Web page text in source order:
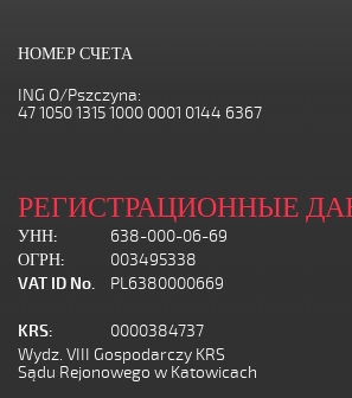
НОМЕР СЧЕТА
ING O/Pszczyna:
47 1050 1315 1000 0001 0144 6367
РЕГИСТРАЦИОННЫЕ
УНН:
638-000-06-69
ОГРН:
003495338
VAT ID No.
PL6380000669
KRS:
0000384737
Wydz. VIII Gospodarczy KRS
Sądu Rejonowego w Katowicach